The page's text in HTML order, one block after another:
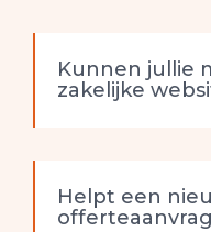
Kunnen jullie
zakelijke
Helpt een